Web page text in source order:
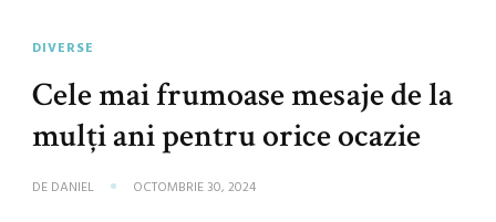
DIVERSE
Cele mai frumoase mesaje de la
mulți ani pentru orice ocazie
DE DANIEL OCTOMBRIE 30, 2024